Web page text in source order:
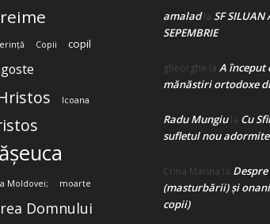
Copii
copil
Icoana
Moldovei; moarte
Domnului
amaladla SF SILUAN
SEPEMBRIE
gheorghe la A început
mănăstiri ortodoxe
Radu Mungiula Cu
sufletul nou
Crina Marina la
(masturbării) şi
copii)